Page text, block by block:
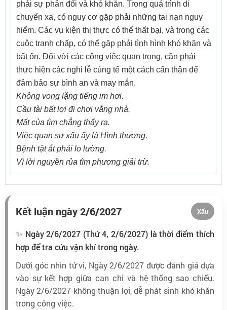
phải sự phản đối và khó khăn. Trong quá trình di
chuyển xa, có nguy cơ gặp phải những tai nạn nguy
hiểm. Các vụ kiện thị thực có thể thất bại, và trong các
cuộc tranh chấp, có thể gặp phải tình hình khó khăn và
bất ổn. Đối với các công việc quan trọng, cần phải
thực hiện các nghi lễ cúng tế một cách cẩn thận để
đảm bảo sự bình an và may mắn.
Không vong lặng tiếng im hơi.
Cầu tài bất lợi đi chơi vắng nhà.
Mất của tìm chẳng thấy ra.
Việc quan sự xấu ấy là Hình thương.
Bệnh tật ắt phải lo lường.
Vì lời nguyền rủa tìm phương giải trừ.
Kết luận ngày 2/6/2027 Xấu
✨ Ngày 2/6/2027 (Thứ 4, 2/6/2027) là thời điểm thích
hợp để tra cứu vận khí trong ngày.
Dưới góc nhìn tử vi, Ngày 2/6/2027 được đánh giá dựa
vào sự kết hợp giữa can chi và hệ thống sao chiếu.
Ngày 2/6/2027 không thuận lợi, dễ phát sinh khó khăn
trong công việc.